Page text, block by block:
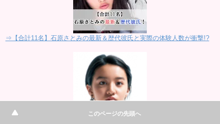
⇒【合計11名】石原さとみの最新＆歴代彼氏と実際の体験人数が衝撃!?
このページの先頭へ